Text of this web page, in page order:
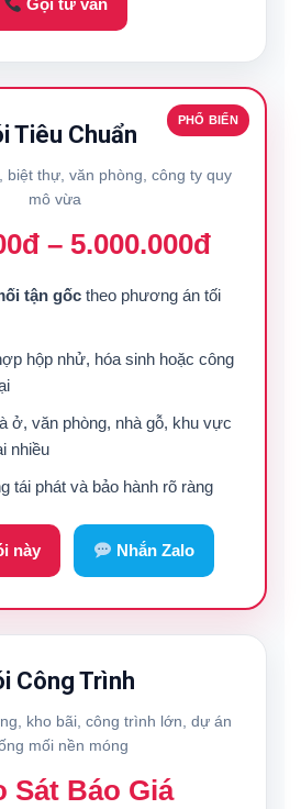
Gọi tư vấn
PHỔ BIẾN
Tiêu Chuẩn
biệt thự, văn phòng, công ty quy
mô vừa
– 5.000.000đ
tận gốctheo phương án tối
hộp nhử, hóa sinh hoặc công
ở, văn phòng, nhà gỗ, khu vực
nhiều
tái phát và bảo hành rõ ràng
này Nhắn Zalo
Công Trình
kho bãi, công trình lớn, dự án
mối nền móng
Sát Báo Giá